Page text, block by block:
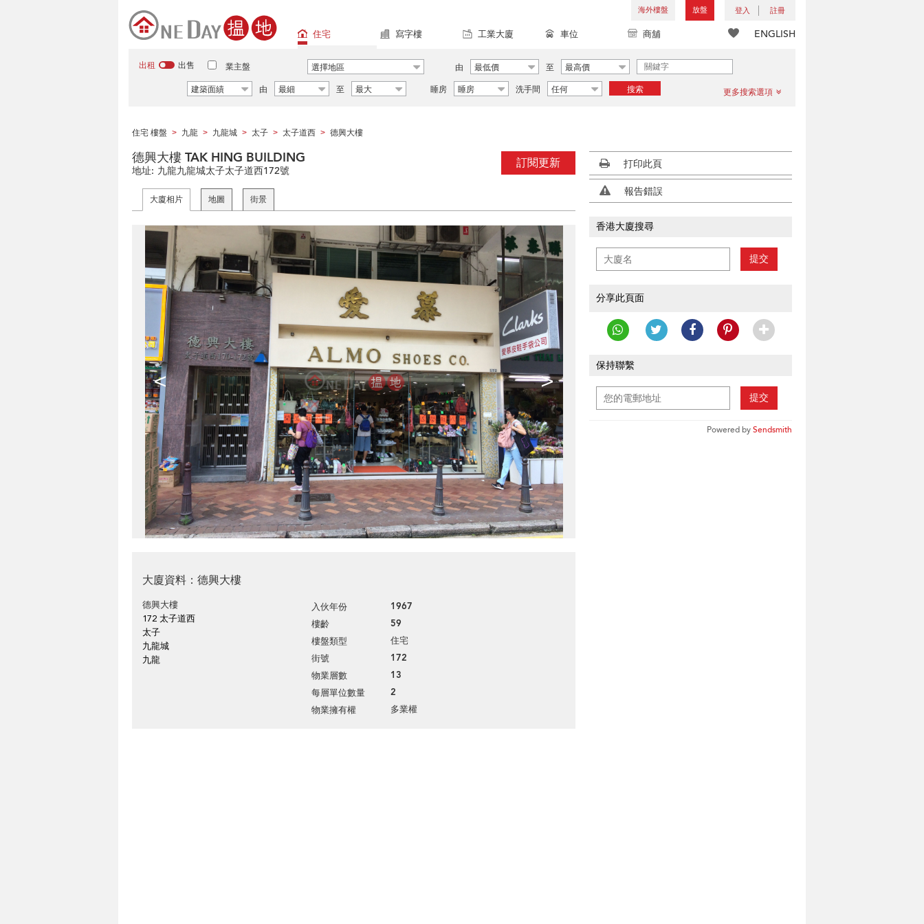
海外樓盤 放盤 登入 註冊
ENGLISH
住宅 寫字樓 工業大廈 車位 商舖
出租 出售 業主盤 選擇地區 由 最低價 至
最高價
建築面績
由 最細 至 最大 睡房 睡房 洗手間 任何 搜索 更多搜索選項
住宅 樓盤 > 九龍 > 九龍城 > 太子 > 太子道西 > 德興大樓
訂閱更新
德興大樓 TAK HING BUILDING
地址: 九龍九龍城太子太子道西172號
大廈相片 地圖 街景
< >
大廈資料：德興大樓
德興大樓
172 太子道西
太子
九龍城
九龍
入伙年份 1967
樓齡 59
樓盤類型 住宅
街號 172
物業層數 13
每層單位數量 2
物業擁有權 多業權
打印此頁
報告錯誤
香港大廈搜尋
提交
分享此頁面
保持聯繫
提交
Powered bySendsmith